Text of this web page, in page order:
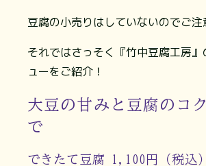
豆腐の小売りはしていないのでご注
それではさっそく『竹中豆腐工房
ューをご紹介！
大豆の甘みと豆腐のコ
で
できたて豆腐 1,100円（税込）